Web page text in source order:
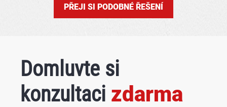
PŘEJI SI PODOBNÉ ŘEŠENÍ
Domluvte si
konzultaci zdarma